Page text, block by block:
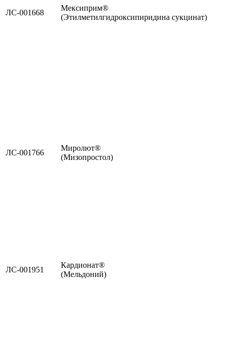
ЛС-001668
Мексиприм®
(Этилметилгидроксипиридина сукцинат)
ЛС-001766
Миролют®
(Мизопростол)
ЛС-001951
Кардионат®
(Мельдоний)